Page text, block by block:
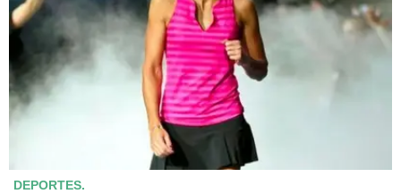
DEPORTES.